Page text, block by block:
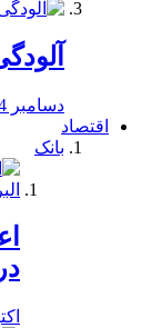
دسامبر 24, 2019
اقتصاد
بانک
اکتبر